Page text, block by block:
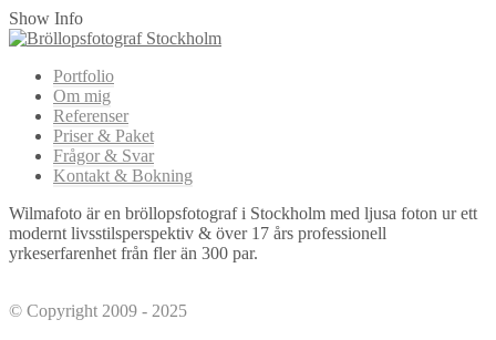
Show Info
Portfolio
Om mig
Referenser
Priser & Paket
Frågor & Svar
Kontakt & Bokning
Wilmafoto är en bröllopsfotograf i Stockholm med ljusa foton ur ett
modernt livsstilsperspektiv & över 17 års professionell
yrkeserfarenhet från fler än 300 par.
© Copyright 2009 - 2025